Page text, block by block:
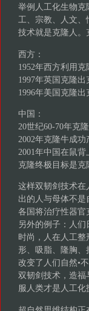
举例人工化生物克
工、宗教、人文、
技术就是克隆人。
西方：
1952年西方利用
1997年英国克隆出
1996年美国克隆出
中国：
20世纪60-70年克
2002年克隆牛成功
2001年中国在鼠
克隆终极目标是克
这样双韧剑技术在
出的人与母体不
各国将治疗性器官
另外的例子：人
时尚，人在人工
形、吸脂、隆胸
改变了人们自然•
双韧剑技术，造福
服人类才是人工化